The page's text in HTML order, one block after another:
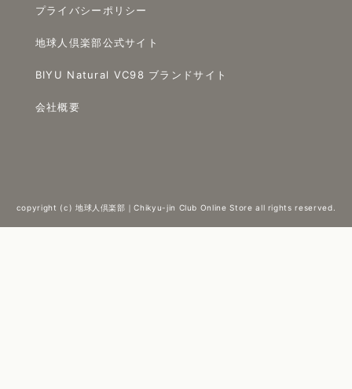
プライバシーポリシー
地球人倶楽部公式サイト
BIYU Natural VC98 ブランドサイト
会社概要
copyright (c) 地球人倶楽部｜Chikyu-jin Club Online Store all rights reserved.